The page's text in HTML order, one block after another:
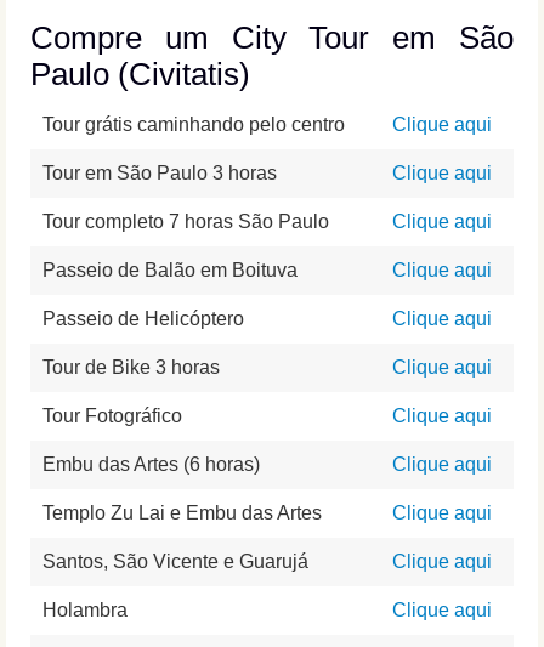
Compre um City Tour em São
Paulo (Civitatis)
Tour grátis caminhando pelo centro Clique aqui
Tour em São Paulo 3 horas Clique aqui
Tour completo 7 horas São Paulo Clique aqui
Passeio de Balão em Boituva Clique aqui
Passeio de Helicóptero Clique aqui
Tour de Bike 3 horas Clique aqui
Tour Fotográfico Clique aqui
Embu das Artes (6 horas) Clique aqui
Templo Zu Lai e Embu das Artes Clique aqui
Santos, São Vicente e Guarujá Clique aqui
Holambra Clique aqui